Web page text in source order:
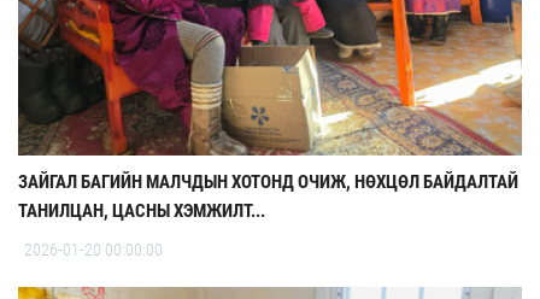
ЗАЙГАЛ БАГИЙН МАЛЧДЫН ХОТОНД ОЧИЖ, НӨХЦӨЛ БАЙДАЛТАЙ
ТАНИЛЦАН, ЦАСНЫ ХЭМЖИЛТ...
2026-01-20 00:00:00